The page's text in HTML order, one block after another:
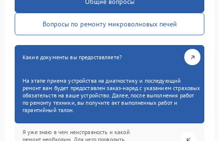
Вопросы по ремонту микроволновых печей
Какие документы вы предоставляете?
На этапе приема устройства на диагностику и последующий
ремонт вам будет предоставлен заказ-наряд с указанием страховых
обязательств на ваше устройство. Далее, после выполнения работ
по ремонту техники, вы получите акт выполненных работ и
гарантийный талон.
Я уже знаю в чем неисправность и какой
ремонт необходим. Для чего проводить